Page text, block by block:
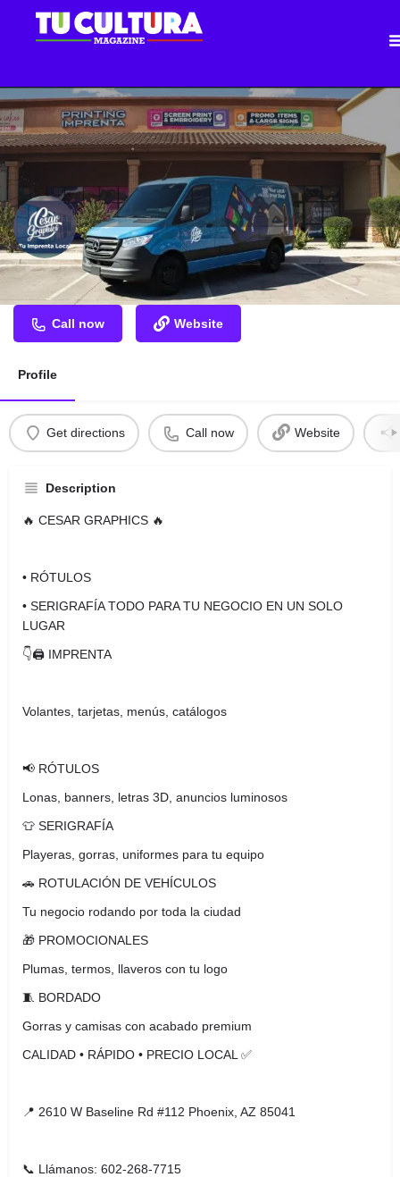
CESAR GRAPHICS
Call now Website
Profile
Get directions Call now Website
Description
🔥 CESAR GRAPHICS 🔥
• RÓTULOS
• SERIGRAFÍA TODO PARA TU NEGOCIO EN UN SOLO
LUGAR
👇🖨️ IMPRENTA
Volantes, tarjetas, menús, catálogos
📢 RÓTULOS
Lonas, banners, letras 3D, anuncios luminosos
👕 SERIGRAFÍA
Playeras, gorras, uniformes para tu equipo
🚗 ROTULACIÓN DE VEHÍCULOS
Tu negocio rodando por toda la ciudad
🎁 PROMOCIONALES
Plumas, termos, llaveros con tu logo
🧵 BORDADO
Gorras y camisas con acabado premium
CALIDAD • RÁPIDO • PRECIO LOCAL ✅
📍 2610 W Baseline Rd #112 Phoenix, AZ 85041
📞 Llámanos: 602-268-7715